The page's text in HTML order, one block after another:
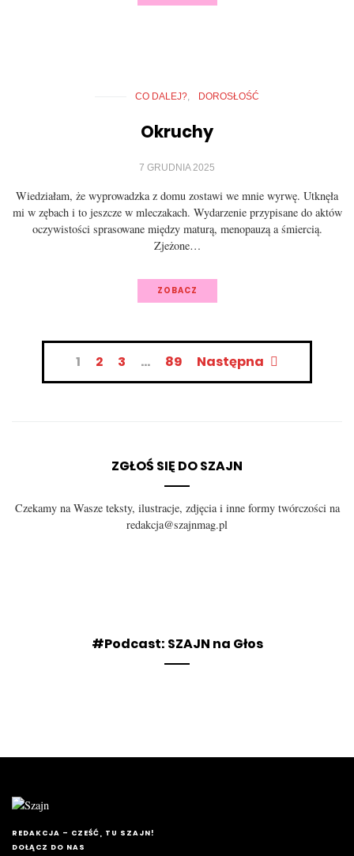
CO DALEJ? DOROSŁOŚĆ
Okruchy
7 GRUDNIA 2025
Wiedziałam, że wyprowadzka z domu zostawi we mnie wyrwę. Utknęła
mi w zębach i to jeszcze w mleczakach. Wydarzenie przypisane do aktów
oczywistości sprasowane między maturą, menopauzą a śmiercią.
Zjeżone…
ZOBACZ
Nawigacja
wpisach
1 2 3 … 89 Następna
ZGŁOŚ SIĘ DO SZAJN
Czekamy na Wasze teksty, ilustracje, zdjęcia i inne formy twórczości na
redakcja@szajnmag.pl
#Podcast: SZAJN na Głos
REDAKCJA – CZEŚĆ, TU SZAJN!
DOŁĄCZ DO NAS